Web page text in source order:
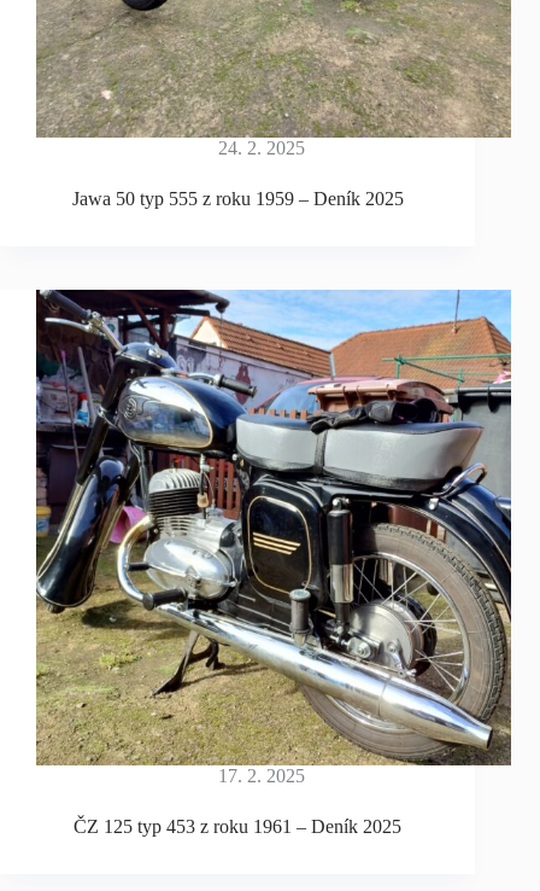
24. 2. 2025
Jawa 50 typ 555 z roku 1959 – Deník 2025
17. 2. 2025
ČZ 125 typ 453 z roku 1961 – Deník 2025